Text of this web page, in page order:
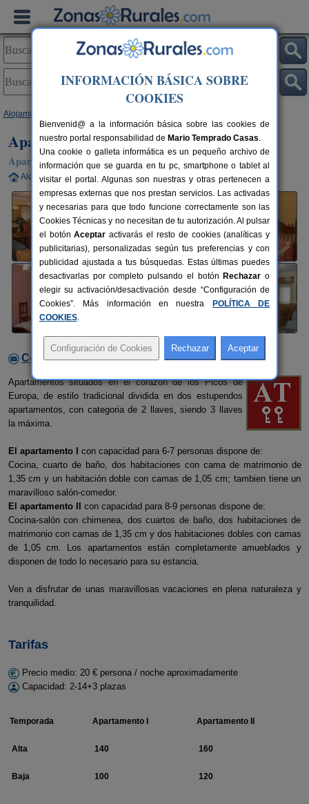
Alojamientos
Apartamentos Casa Geli
Apartamentos Rurales en La Robellada / Onis (Asturias)
Alquiler completo 2-14+3 plazas 80 km de Oviedo
Contactar con el alojamiento
Apartamentos situados en el corazón de los Picos de
Europa, de estilo tradicional dividida en dos estupendos
apartamentos, con categoria de 2 llaves, siendo 3 llaves
la máxima.
El apartamento I
con capacidad para 6-7 personas dispone de:
Cocina, cuarto de baño, dos habitaciones con cama de matrimonio de
1,35 cm y un habitación doble con camas de 1,05 cm; tambien tiene un
maravilloso salón-comedor.
El apartamento II
con capacidad para 8-9 personas dispone de:
Cocina-salón con chimenea, dos cuartos de baño, dos habitaciones de
matrimonio con camas de 1,35 cm y dos habitaciones dobles con camas
de 1,05 cm. Los apartamentos están completamente amueblados y
disponen de todo lo necesario para su estancia.
Ven a disfrutar de unas maravillosas vacaciones en plena naturaleza y
tranquilidad.
Tarifas
Precio medio: 20 € persona / noche aproximadamente
Capacidad: 2-14+3 plazas
Temporada Apartamento I Apartamento II
Alta 140 160
Baja 100 120
INFORMACIÓN BÁSICA SOBRE
COOKIES
Bienvenid@ a la información básica sobre las cookies de
nuestro portal responsabilidad de Mario Temprado Casas.
Una cookie o galleta informática es un pequeño archivo de
información que se guarda en tu pc, smartphone o tablet al
visitar el portal. Algunas son nuestras y otras pertenecen a
empresas externas que nos prestan servicios. Las activadas
y necesarias para que todo funcione correctamente son las
Cookies Técnicas y no necesitan de tu autorización. Al pulsar
el botónAceptar activarás el resto de cookies (analíticas y
publicitarias), personalizadas según tus preferencias y con
publicidad ajustada a tus búsquedas. Estas últimas puedes
desactivarlas por completo pulsando el botón Rechazar o
elegir su activación/desactivación desde “Configuración de
Cookies”. Más información en nuestra
POLÍTICA DE
COOKIES.